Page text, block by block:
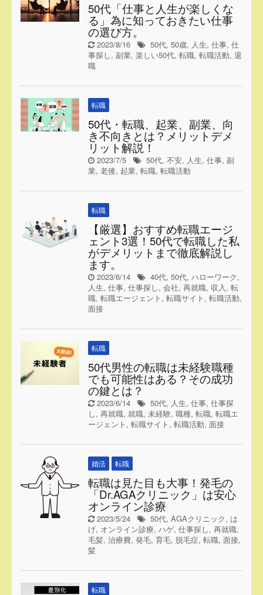
50代「仕事と人生が楽しくな
る」為に知っておきたい仕事
の選び方。
2023/8/16 50代, 50歳, 人生, 仕事, 仕
事探し, 副業, 楽しい50代, 転職, 転職活動, 退
職
転職
50代・転職、起業、副業、向
き不向きとは？メリットデメ
リット解説！
2023/7/5 50代, 不安, 人生, 仕事, 副
業, 老後, 起業, 転職, 転職活動
転職
【厳選】おすすめ転職エージ
ェント3選！50代で転職した私
がデメリットまで徹底解説し
ます。
2023/6/14 40代, 50代, ハローワーク,
人生, 仕事, 仕事探し, 会社, 再就職, 収入, 転
職, 転職エージェント , 転職サイト , 転職活動,
面接
転職
50代男性の転職は未経験職種
でも可能性はある？その成功
の鍵とは？
2023/6/14 50代, 人生, 仕事, 仕事探
し, 再就職, 就職, 未経験, 職種, 転職, 転職エ
ージェント , 転職サイト , 転職活動, 面接
婚活 転職
転職は見た目も大事！発毛の
「Dr.AGAクリニック」は安心
オンライン診療
2023/5/24 50代, AGAクリニック, は
げ, オンライン診療, ハゲ, 仕事探し, 再就職,
毛髪, 治療費, 発毛, 育毛, 脱毛症, 転職, 面接,
髪
転職